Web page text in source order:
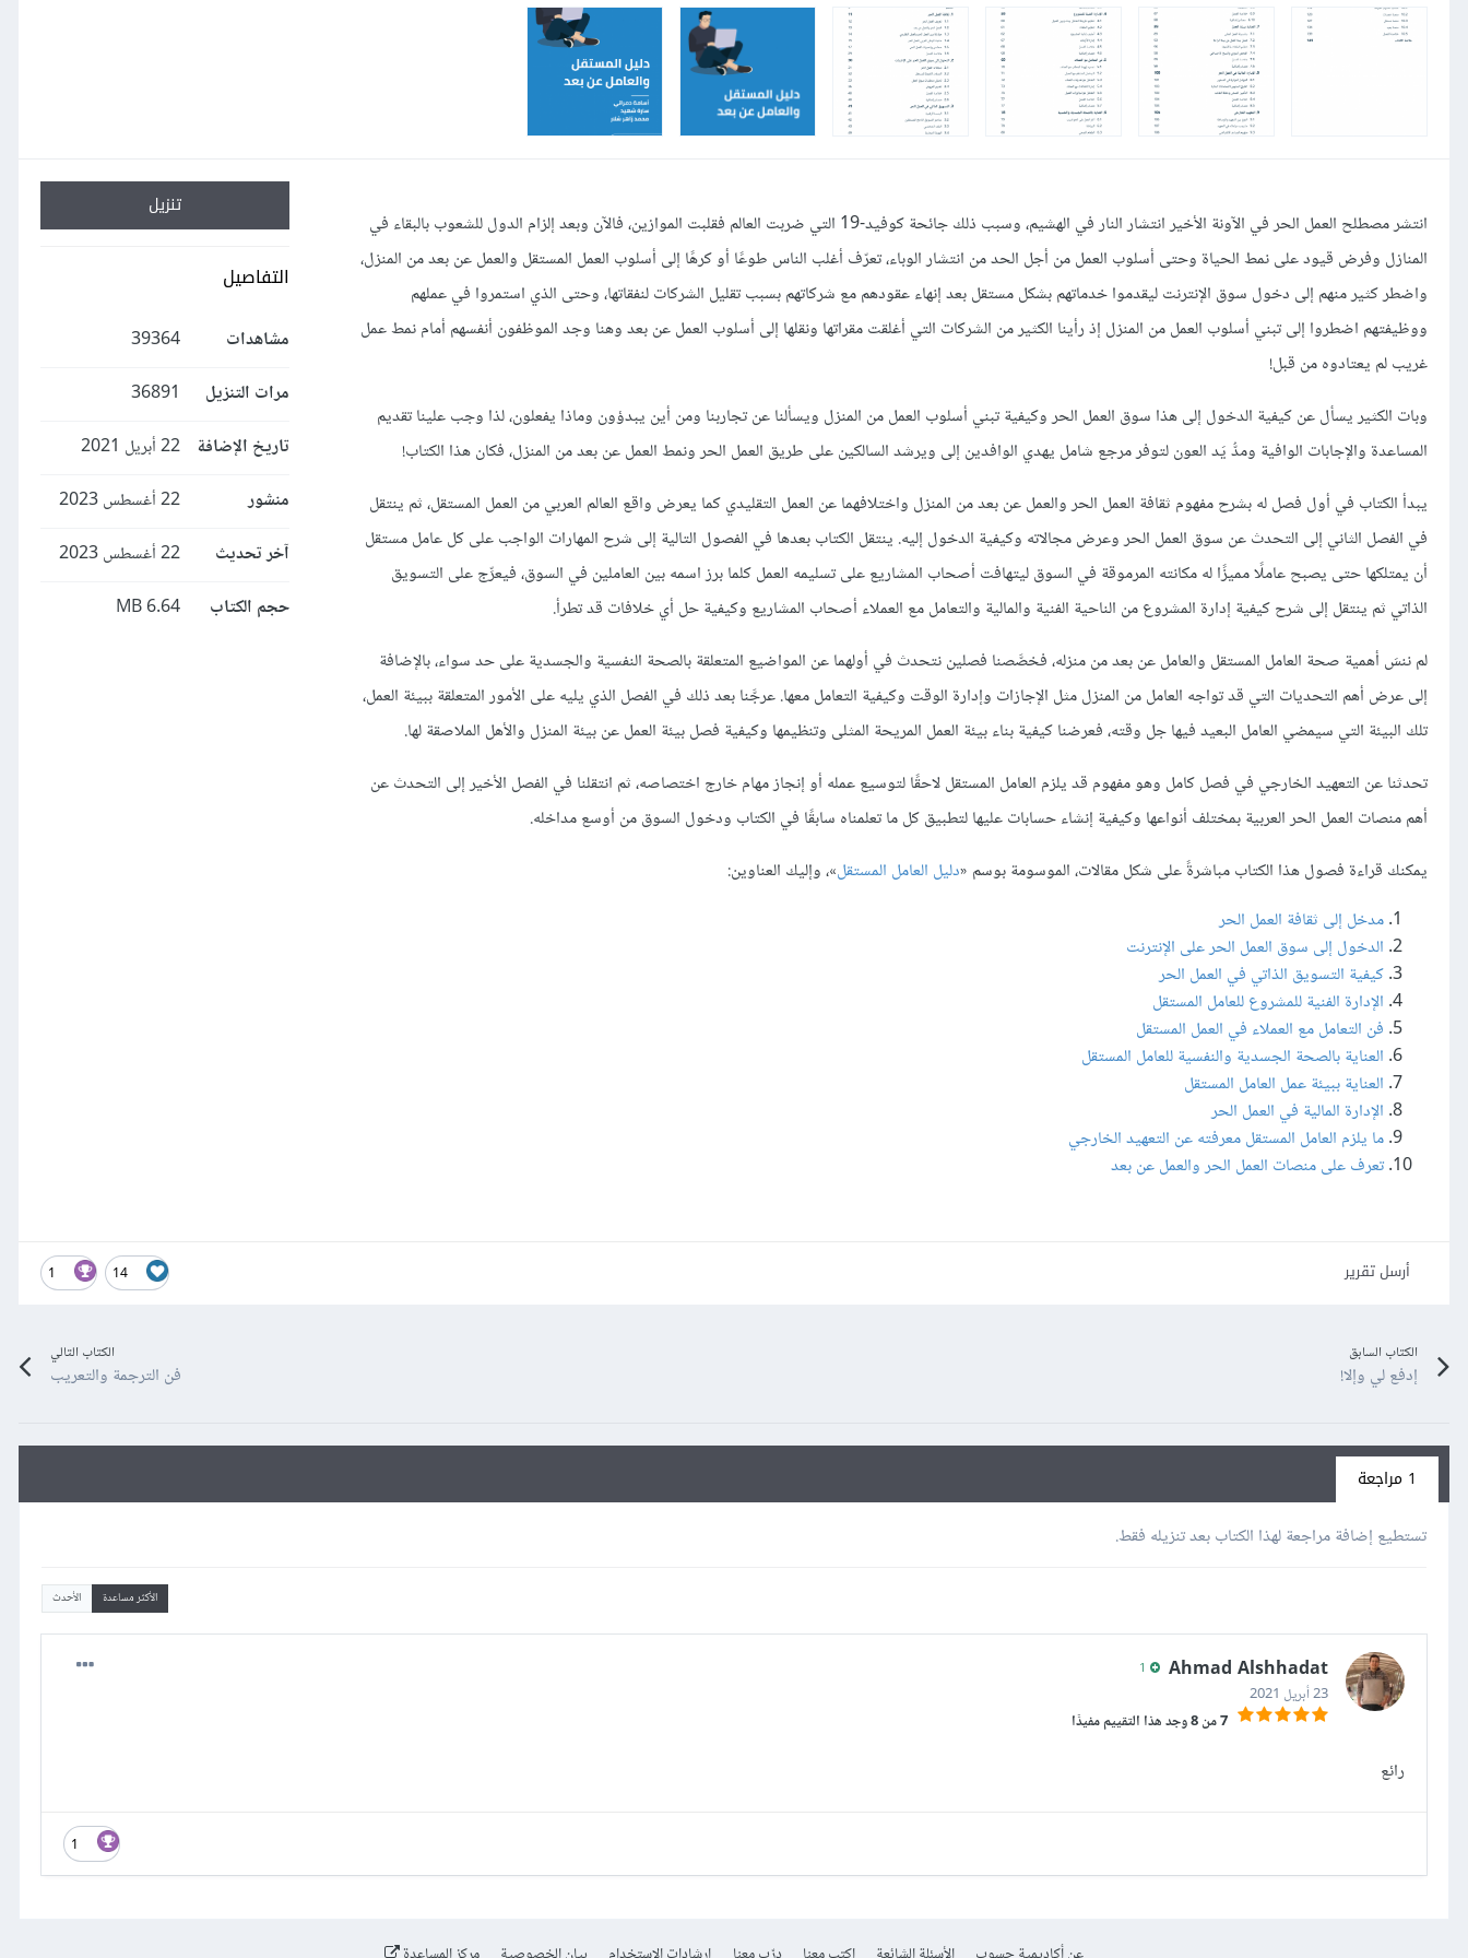
انتشر مصطلح العمل الحر في الآونة الأخير انتشار النار في الهشيم، وسبب ذلك جائحة كوفيد-19 التي ضربت العالم فقلبت الموازين، فالآن وبعد إلزام الدول للشعوب بالبقاء في
المنازل وفرض قيود على نمط الحياة وحتى أسلوب العمل من أجل الحد من انتشار الوباء، تعرّف أغلب الناس طوعًا أو كرهًا إلى أسلوب العمل المستقل والعمل عن بعد من المنزل،
واضطر كثير منهم إلى دخول سوق الإنترنت ليقدموا خدماتهم بشكل مستقل بعد إنهاء عقودهم مع شركاتهم بسبب تقليل الشركات لنفقاتها، وحتى الذي استمروا في عملهم
ووظيفتهم اضطروا إلى تبني أسلوب العمل من المنزل إذ رأينا الكثير من الشركات التي أغلقت مقراتها ونقلها إلى أسلوب العمل عن بعد وهنا وجد الموظفون أنفسهم أمام نمط عمل
غريب لم يعتادوه من قبل!
وبات الكثير يسأل عن كيفية الدخول إلى هذا سوق العمل الحر وكيفية تبني أسلوب العمل من المنزل ويسألنا عن تجاربنا ومن أين يبدؤون وماذا يفعلون، لذا وجب علينا تقديم
المساعدة والإجابات الوافية ومدُّ يَد العون لتوفر مرجع شامل يهدي الوافدين إلى ويرشد السالكين على طريق العمل الحر ونمط العمل عن بعد من المنزل، فكان هذا الكتاب!
يبدأ الكتاب في أول فصل له بشرح مفهوم ثقافة العمل الحر والعمل عن بعد من المنزل واختلافهما عن العمل التقليدي كما يعرض واقع العالم العربي من العمل المستقل، ثم ينتقل
في الفصل الثاني إلى التحدث عن سوق العمل الحر وعرض مجالاته وكيفية الدخول إليه. ينتقل الكتاب بعدها في الفصول التالية إلى شرح المهارات الواجب على كل عامل مستقل
أن يمتلكها حتى يصبح عاملًا مميزًا له مكانته المرموقة في السوق ليتهافت أصحاب المشاريع على تسليمه العمل كلما برز اسمه بين العاملين في السوق، فيعرِّج على التسويق
الذاتي ثم ينتقل إلى شرح كيفية إدارة المشروع من الناحية الفنية والمالية والتعامل مع العملاء أصحاب المشاريع وكيفية حل أي خلافات قد تطرأ.
لم ننسَ أهمية صحة العامل المستقل والعامل عن بعد من منزله، فخصَّصنا فصلين نتحدث في أولهما عن المواضيع المتعلقة بالصحة النفسية والجسدية على حد سواء، بالإضافة
إلى عرض أهم التحديات التي قد تواجه العامل من المنزل مثل الإجازات وإدارة الوقت وكيفية التعامل معها. عرجَّنا بعد ذلك في الفصل الذي يليه على الأمور المتعلقة ببيئة العمل،
تلك البيئة التي سيمضي العامل البعيد فيها جل وقته، فعرضنا كيفية بناء بيئة العمل المريحة المثلى وتنظيمها وكيفية فصل بيئة العمل عن بيئة المنزل والأهل الملاصقة لها.
تحدثنا عن التعهيد الخارجي في فصل كامل وهو مفهوم قد يلزم العامل المستقل لاحقًا لتوسيع عمله أو إنجاز مهام خارج اختصاصه، ثم انتقلنا في الفصل الأخير إلى التحدث عن
أهم منصات العمل الحر العربية بمختلف أنواعها وكيفية إنشاء حسابات عليها لتطبيق كل ما تعلمناه سابقًا في الكتاب ودخول السوق من أوسع مداخله.
يمكنك قراءة فصول هذا الكتاب مباشرةً على شكل مقالات، الموسومة بوسم «دليل العامل المستقل»، وإليك العناوين:
مدخل إلى ثقافة العمل الحر
الدخول إلى سوق العمل الحر على الإنترنت
كيفية التسويق الذاتي في العمل الحر
الإدارة الفنية للمشروع للعامل المستقل
فن التعامل مع العملاء في العمل المستقل
العناية بالصحة الجسدية والنفسية للعامل المستقل
العناية ببيئة عمل العامل المستقل
الإدارة المالية في العمل الحر
ما يلزم العامل المستقل معرفته عن التعهيد الخارجي
تعرف على منصات العمل الحر والعمل عن بعد
تنزيل
التفاصيل
مشاهدات
39364
مرات التنزيل
36891
تاريخ الإضافة
22 أبريل 2021
منشور
22 أغسطس 2023
آخر تحديث
22 أغسطس 2023
حجم الكتاب
6.64 MB
14
1 أرسل تقرير
الكتاب السابق
إدفع لي وإلا!
الكتاب التالي
فن الترجمة والتعريب
1 مراجعة
تستطيع إضافة مراجعة لهذا الكتاب بعد تنزيله فقط.
الأكثر مساعدة الأحدث
Ahmad Alshhadat
23 أبريل 2021
7 من 8 وجد هذا التقييم مفيدًا
رائع
1